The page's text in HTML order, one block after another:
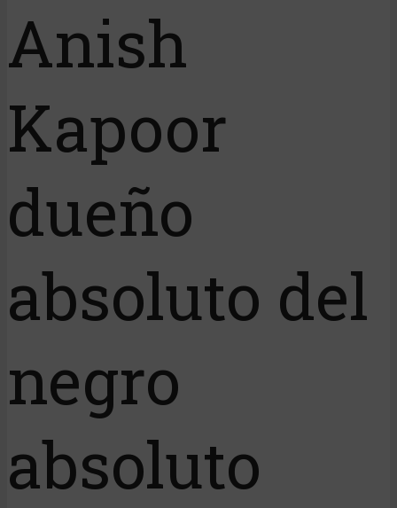
Anish
Kapoor
dueño
absoluto del
negro
absoluto